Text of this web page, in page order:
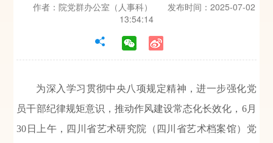
作者：院党群办公室（人事科）
发布时间：2025-07-02
13:54:14
为深入学习贯彻中央八项规定精神，进一步强化党
员干部纪律规矩意识，推动作风建设常态化长效化，6月
30日上午，四川省艺术研究院（四川省艺术档案馆）党